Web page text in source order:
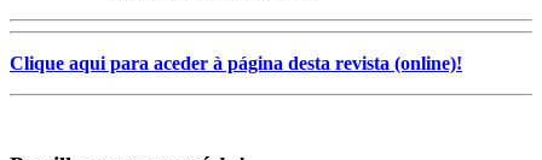
Clique aqui para aceder à página desta revista (online)!